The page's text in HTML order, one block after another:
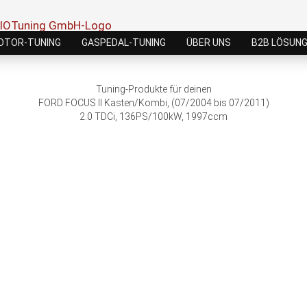
TUNING GASPEDAL-TUNING ÜBER UNS B2B
Tuning-Produkte für deinen
FORD FOCUS II Kasten/Kombi, (07/2004 bis 07/2011)
2.0 TDCi, 136PS/100kW, 1997ccm